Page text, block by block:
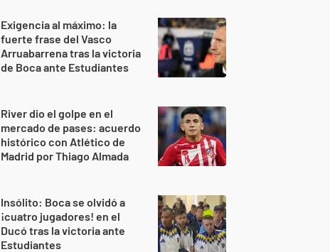
Exigencia al máximo: la
fuerte frase del Vasco
Arruabarrena tras la victoria
de Boca ante Estudiantes
River dio el golpe en el
mercado de pases: acuerdo
histórico con Atlético de
Madrid por Thiago Almada
Insólito: Boca se olvidó a
¡cuatro jugadores! en el
Ducó tras la victoria ante
Estudiantes